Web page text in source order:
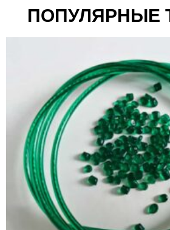
ПОПУЛЯРНЫЕ